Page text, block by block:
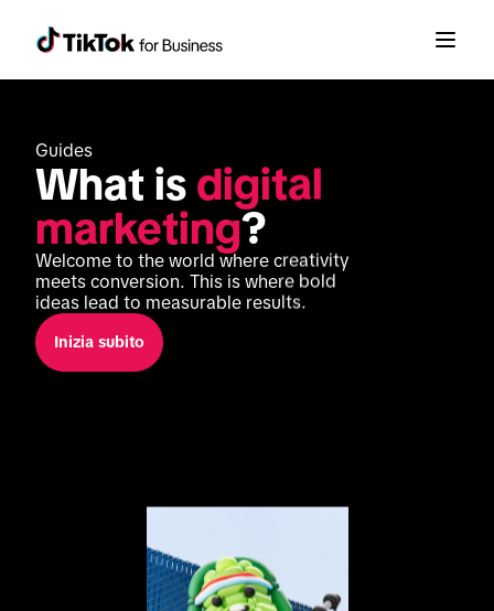
Guides
What is digital
marketing?
Welcome to the world where creativity
meets conversion. This is where bold
ideas lead to measurable results.
Inizia subito